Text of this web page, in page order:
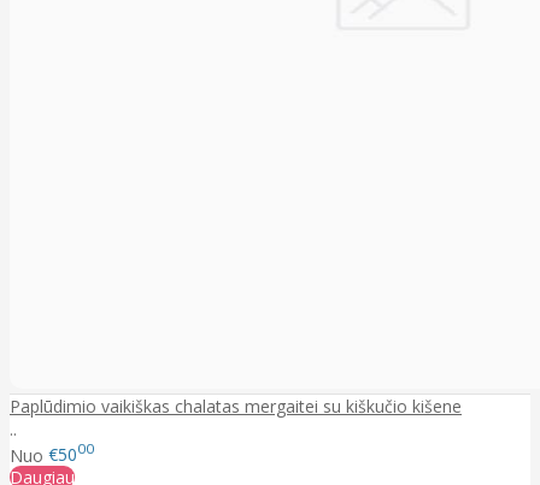
Paplūdimio vaikiškas chalatas mergaitei su kiškučio kišene
..
Nuo €5000
Daugiau